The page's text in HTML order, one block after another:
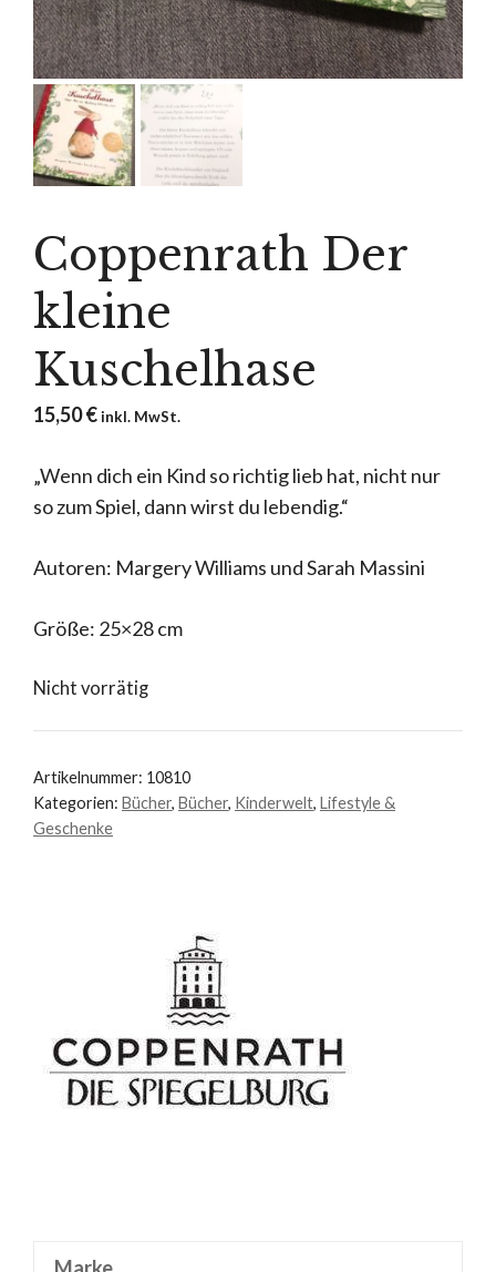
Coppenrath Der
kleine
Kuschelhase
15,50€ inkl. MwSt.
„Wenn dich ein Kind so richtig lieb hat, nicht nur
so zum Spiel, dann wirst du lebendig.“
Autoren: Margery Williams und Sarah Massini
Größe: 25×28 cm
Nicht vorrätig
Artikelnummer: 10810
Kategorien: Bücher, Bücher, Kinderwelt, Lifestyle &
Geschenke